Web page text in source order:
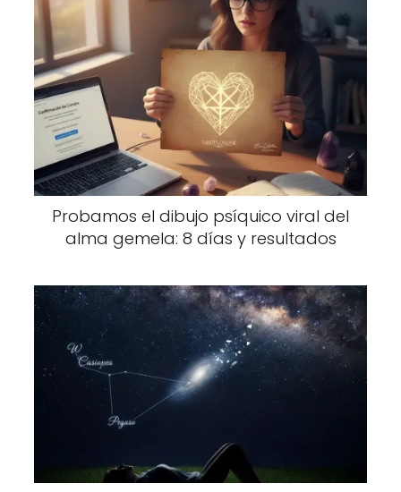
Probamos el dibujo psíquico viral del
alma gemela: 8 días y resultados